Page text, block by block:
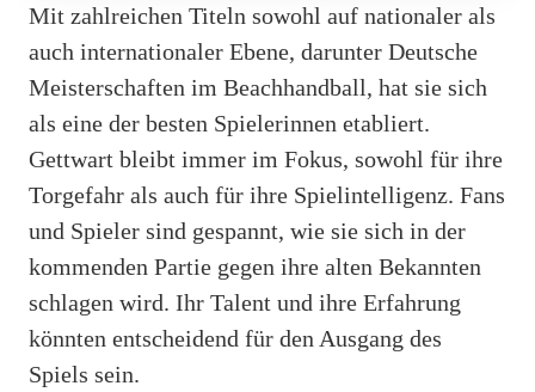
Mit zahlreichen Titeln sowohl auf nationaler als
auch internationaler Ebene, darunter Deutsche
Meisterschaften im Beachhandball, hat sie sich
als eine der besten Spielerinnen etabliert.
Gettwart bleibt immer im Fokus, sowohl für ihre
Torgefahr als auch für ihre Spielintelligenz. Fans
und Spieler sind gespannt, wie sie sich in der
kommenden Partie gegen ihre alten Bekannten
schlagen wird. Ihr Talent und ihre Erfahrung
könnten entscheidend für den Ausgang des
Spiels sein.